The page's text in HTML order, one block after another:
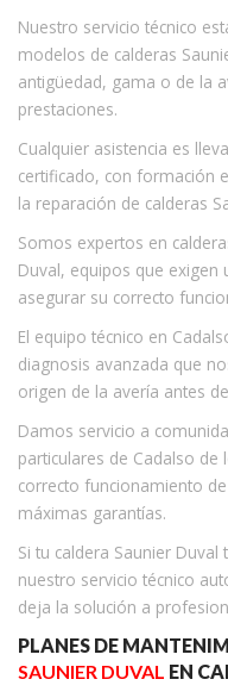
Nuestro servicio técnico
modelos de calderas
antigüedad, gama o de la
prestaciones.
Cualquier asistencia es
certificado, con formación
la reparación de calderas
Somos expertos en
Duval, equipos que exigen
asegurar su correcto
El equipo técnico en
diagnosis avanzada que
origen de la avería antes
Damos servicio a
particulares de Cadalso de
correcto funcionamiento
máximas garantías.
Si tu caldera Saunier Duval
nuestro servicio técnico
deja la solución a
PLANES DE
SAUNIER DUVAL EN